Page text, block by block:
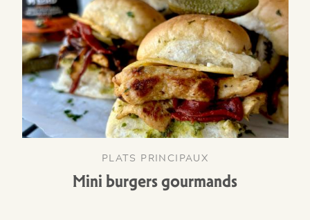
PLATS PRINCIPAUX
Mini burgers gourmands